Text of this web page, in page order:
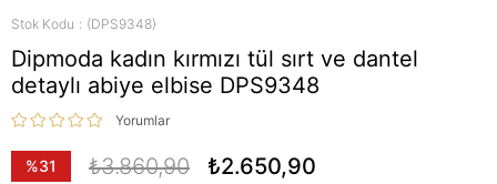
Stok Kodu (DPS9348)
Dipmoda kadın kırmızı tül sırt ve dantel
detaylı abiye elbise DPS9348
Yorumlar
%31
₺3.860,90 ₺2.650,90